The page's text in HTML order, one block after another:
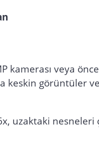
kamerası veya
görüntüler
uzaktaki